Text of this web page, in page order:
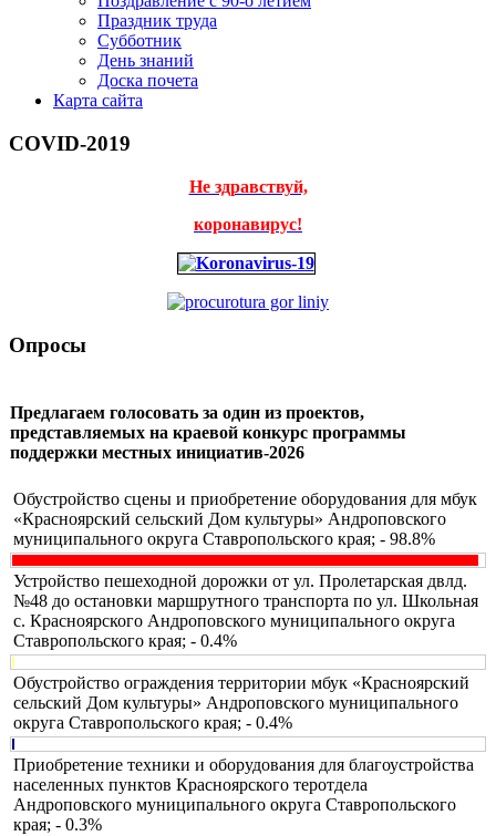
Праздник труда
Субботник
День знаний
Доска почета
Карта сайта
COVID-2019
Не здравствуй,
коронавирус!
Опросы
Предлагаем голосовать за один из проектов,
представляемых на краевой конкурс программы
поддержки местных инициатив-2026
Обустройство сцены и приобретение оборудования для мбук
«Красноярский сельский Дом культуры» Андроповского
муниципального округа Ставропольского края; - 98.8%
Устройство пешеходной дорожки от ул. Пролетарская двлд.
№48 до остановки маршрутного транспорта по ул. Школьная
с. Красноярского Андроповского муниципального округа
Ставропольского края; - 0.4%
Обустройство ограждения территории мбук «Красноярский
сельский Дом культуры» Андроповского муниципального
округа Ставропольского края; - 0.4%
Приобретение техники и оборудования для благоустройства
населенных пунктов Красноярского теротдела
Андроповского муниципального округа Ставропольского
края; - 0.3%